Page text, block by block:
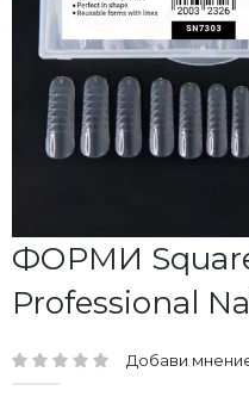
ФОРМИ
Professional
рейтинг: Добави
Преминете
към
началото
на
със
снимки